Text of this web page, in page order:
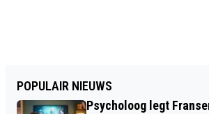
POPULAIR NIEUWS
Psycholoog legt